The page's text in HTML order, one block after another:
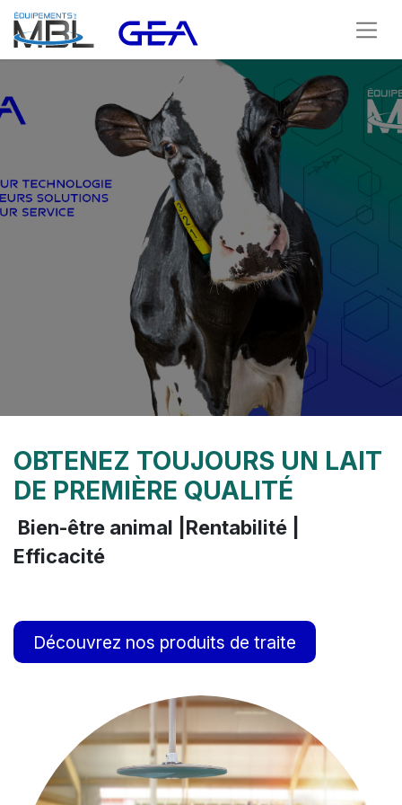
OBTENEZ TOUJOURS UN LAIT
DE PREMIÈRE QUALITÉ
Bien-être animal |Rentabilité |
Efficacité
Découvrez nos produits de traite